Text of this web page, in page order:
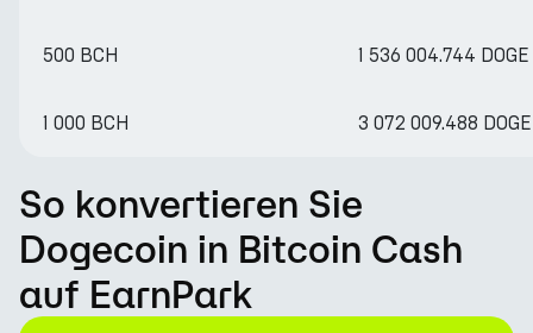
500 BCH 1 536 004.744 DOGE
1 000 BCH 3 072 009.488 DOGE
So konvertieren Sie
Dogecoin in Bitcoin Cash
auf EarnPark